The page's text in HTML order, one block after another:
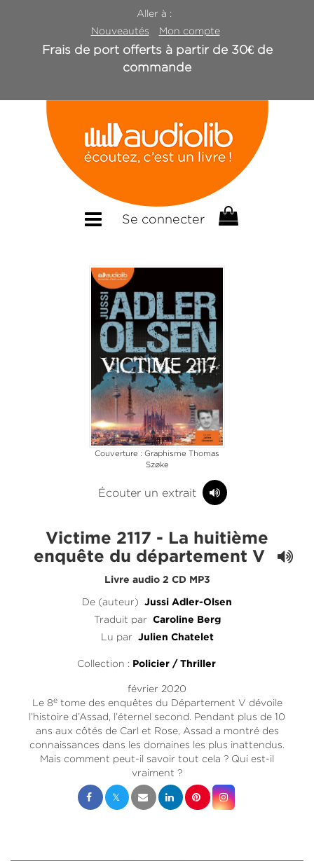
Aller à :
Nouveautés
Mon compte
Frais de port offerts à partir de 30€ de
commande
Se connecter
Couverture : Graphisme Thomas
Szøke
Écouter un extrait
Victime 2117 - La huitième
enquête du département V
Livre audio 2 CD MP3
De (auteur) Jussi Adler-Olsen
Traduit par Caroline Berg
Lu par Julien Chatelet
Collection : Policier / Thriller
février 2020
Le 8etome des enquêtes du Département V dévoile
l’histoire d’Assad, l’éternel second. Pendant plus de 10
ans aux côtés de Carl et Rose, Assad a montré des
connaissances dans les domaines les plus inattendus.
Mais comment peut-il savoir tout cela ? Qui est-il
vraiment ?